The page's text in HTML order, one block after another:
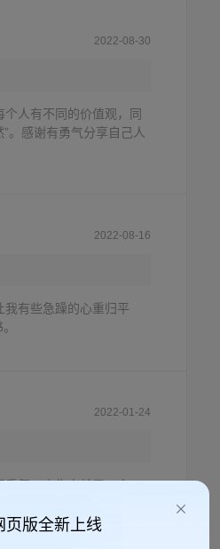
2022-08-30
人有不同的价值观，同
。感谢有勇气分享自己人
2022-08-16
有些急躁的心重归平
2022-01-24
重复，人生来就是一个
么我们在物质丰富的今
攀比。拼命努力为了证
无非就是简单的一日三
页版全新上线